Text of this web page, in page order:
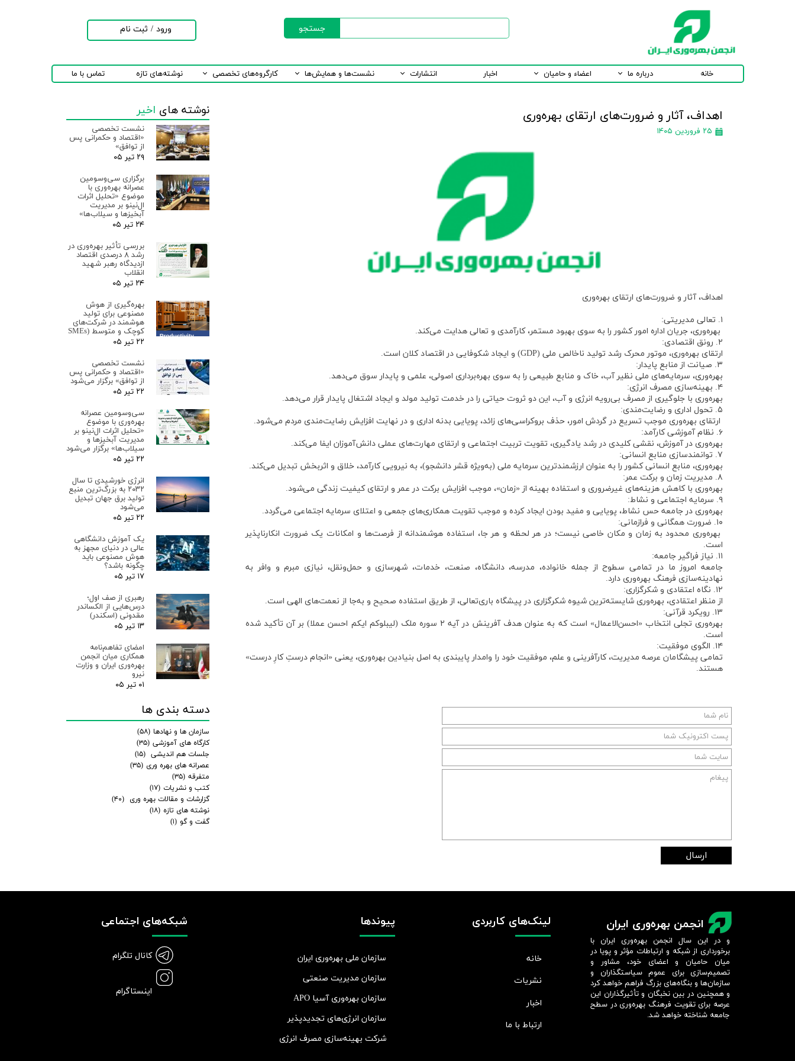
خانه درباره ما اعضاء و حامیان اخبار انتشارات نشست‌ها و همایش‌ها کارگروه‌های تخصصی نوشته‌های تازه تماس با ما
جستجو ورود / ثبت نام
تغییر گذر واژه
خروج از حساب
کاربری
اهداف، آثار و ضرورت‌های ارتقای بهره‌وری
۲۵ فروردین ۱۴۰۵
اهداف، آثار و ضرورت‌های ارتقای بهره‌وری
۱. تعالی مدیریتی:
بهره‌وری، جریان اداره امور کشور را به سوی بهبود مستمر، کارآمدی و تعالی هدایت می‌کند.
۲. رونق اقتصادی:
ارتقای بهره‌وری، موتور محرک رشد تولید ناخالص ملی (GDP) و ایجاد شکوفایی در اقتصاد کلان است.
۳. صیانت از منابع پایدار:
بهره‌وری، سرمایه‌های ملی نظیر آب، خاک و منابع طبیعی را به سوی بهره‌برداری اصولی، علمی و پایدار سوق می‌دهد.
۴. بهینه‌سازی مصرف انرژی:
بهره‌وری با جلوگیری از مصرف بی‌رویه انرژی و آب، این دو ثروت حیاتی را در خدمت تولید مولد و ایجاد اشتغال پایدار قرار می‌دهد.
۵. تحول اداری و رضایت‌مندی:
ارتقای بهره‌وری موجب تسریع در گردش امور، حذف بروکراسی‌های زائد، پویایی بدنه اداری و در نهایت افزایش رضایت‌مندی مردم می‌شود.
۶. نظام آموزشی کارآمد:
بهره‌وری در آموزش، نقشی کلیدی در رشد یادگیری، تقویت تربیت اجتماعی و ارتقای مهارت‌های عملی دانش‌آموزان ایفا می‌کند.
۷. توانمندسازی منابع انسانی:
بهره‌وری، منابع انسانی کشور را به عنوان ارزشمندترین سرمایه ملی (به‌ویژه قشر دانشجو)، به نیرویی کارآمد، خلاق و اثربخش تبدیل می‌کند.
۸. مدیریت زمان و برکت عمر:
بهره‌وری با کاهش هزینه‌های غیرضروری و استفاده بهینه از «زمان»، موجب افزایش برکت در عمر و ارتقای کیفیت زندگی می‌شود.
۹. سرمایه اجتماعی و نشاط:
بهره‌وری در جامعه حس نشاط، پویایی و مفید بودن ایجاد کرده و موجب تقویت همکاری‌های جمعی و اعتلای سرمایه اجتماعی می‌گردد.
۱۰. ضرورت همگانی و فرازمانی:
بهره‌وری محدود به زمان و مکان خاصی نیست؛ در هر لحظه و هر جا، استفاده هوشمندانه از فرصت‌ها و امکانات یک ضرورت انکارناپذیر
است.
۱۱. نیاز فراگیر جامعه:
جامعه امروز ما در تمامی سطوح از جمله خانواده، مدرسه، دانشگاه، صنعت، خدمات، شهرسازی و حمل‌ونقل، نیازی مبرم و وافر به
نهادینه‌سازی فرهنگ بهره‌وری دارد.
۱۲. نگاه اعتقادی و شکرگزاری:
از منظر اعتقادی، بهره‌وری شایسته‌ترین شیوه شکرگزاری در پیشگاه باری‌تعالی، از طریق استفاده صحیح و به‌جا از نعمت‌های الهی است.
۱۳. رویکرد قرآنی:
بهره‌وری تجلی انتخاب «احسن‌الاعمال» است که به عنوان هدف آفرینش در آیه ۲ سوره ملک (لیبلوکم ایکم احسن عملا) بر آن تأکید شده
است.
۱۴. الگوی موفقیت:
تمامی پیشگامان عرصه مدیریت، کارآفرینی و علم، موفقیت خود را وامدار پایبندی به اصل بنیادین بهره‌وری، یعنی «انجام درستِ کارِ درست»
هستند.
ارسال
نوشته های اخیر
نشست تخصصی
«اقتصاد و حکمرانی پس
از توافق»
۲۹ تیر ۰۵
برگزاری سی‌وسومین
عصرانه بهره‌وری با
موضوع «تحلیل اثرات
ال‌نینو بر مدیریت
آبخیزها و سیلاب‌ها»
۲۴ تیر ۰۵
بررسی تأثیر بهره‌وری در
رشد ۸ درصدی اقتصاد
ازدیدگاه رهبر شهید
انقلاب
۲۴ تیر ۰۵
بهره‌گیری از هوش
مصنوعی برای تولید
هوشمند در شرکت‌های
کوچک و متوسط (SMEs
۲۲ تیر ۰۵
نشست تخصصی
«اقتصاد و حکمرانی پس
از توافق» برگزار می‌شود
۲۲ تیر ۰۵
سی‌وسومین عصرانه
بهره‌وری با موضوع
«تحلیل اثرات ال‌نینو بر
مدیریت آبخیزها و
سیلاب‌ها» برگزار می‌شود
۲۲ تیر ۰۵
انرژی خورشیدی تا سال
۲۰۳۲ به بزرگ‌ترین منبع
تولید برق جهان تبدیل
می‌شود
۲۲ تیر ۰۵
یک آموزش دانشگاهی
عالی در دنیای مجهز به
هوش مصنوعی باید
چگونه باشد؟
۱۷ تیر ۰۵
رهبری از صف اول؛
درس‌هایی از الکساندر
مقدونی (اسکندر)
۱۳ تیر ۰۵
امضای تفاهم‌نامه
همکاری میان انجمن
بهره‌وری ایران و وزارت
نیرو
۰۱ تیر ۰۵
دسته بندی ها
سازمان ها و نهادها (۵۸)
کارگاه های آموزشی (۳۵)
جلسات هم اندیشی (۱۵)
عصرانه های بهره وری (۳۵)
متفرقه (۳۵)
کتب و نشریات (۱۷)
گزارشات و مقالات بهره وری
(۴۰)
نوشته های تازه (۱۸)
گفت و گو (۱)
انجمن بهره‌وری ایران لینک‌های کاربردی
خانه
نشریات
اخبار
ارتباط با ما
پیوندها
سازمان ملی بهره‌وری ایران
سازمان مدیریت صنعتی
سازمان بهره‌وری آسیا APO
سازمان انرژی‌های تجدیدپذیر
شرکت بهينه‌سازی مصرف انرژی
شبکه‌های اجتماعی
کانال تلگرام
اینستاگرام
و در این سال انجمن بهره‌وری ایران با
برخورداری از شبکه و ارتباطات مؤثر و پویا در
میان حامیان و اعضای خود، مشاور و
تصمیم‌سازی برای عموم سیاستگذاران و
سازمان‌ها و بنگاه‌های بزرگ فراهم خواهد کرد
و همچنین در بین نخبگان و تأثیرگذاران این
عرصه برای تقویت فرهنگ بهره‌وری در سطح
جامعه شناخته خواهد شد.​​​​​​​